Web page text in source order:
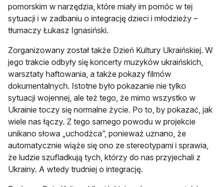
pomorskim w narzędzia, które miały im pomóc w tej
sytuacji i w zadbaniu o integrację dzieci i młodzieży –
tłumaczy Łukasz Ignasiński.
Zorganizowany został także Dzień Kultury Ukraińskiej. W
jego trakcie odbyły się koncerty muzyków ukraińskich,
warsztaty haftowania, a także pokazy filmów
dokumentalnych. Istotne było pokazanie nie tylko
sytuacji wojennej, ale też tego, że mimo wszystko w
Ukrainie toczy się normalne życie. Po to, by pokazać, jak
wiele nas łączy. Z tego samego powodu w projekcie
unikano słowa „uchodźca”, ponieważ uznano, że
automatycznie wiąże się ono ze stereotypami i sprawia,
że ludzie szufladkują tych, którzy do nas przyjechali z
Ukrainy. A wtedy trudniej o integrację.